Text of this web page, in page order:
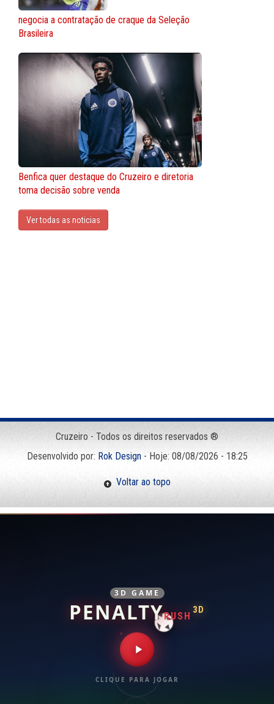
negocia a contratação de craque da Seleção
Brasileira
Benfica quer destaque do Cruzeiro e diretoria
toma decisão sobre venda
Ver todas as noticias
Cruzeiro - Todos os direitos reservados ®
Desenvolvido por: Rok Design- Hoje: 08/08/2026 - 18:25
Voltar ao topo
3D GAME
PENALTYRUSH
3D
CLIQUE PARA JOGAR